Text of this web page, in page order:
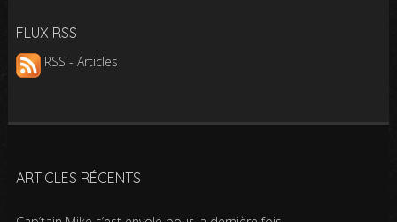
FLUX RSS
RSS - Articles
ARTICLES RÉCENTS